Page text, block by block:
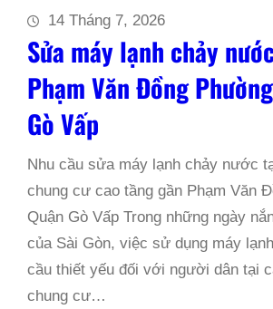
14 Tháng 7, 2026
Sửa máy lạnh chảy
Phạm Văn Đồng
Gò Vấp
Nhu cầu sửa máy lạnh chảy nước
chung cư cao tầng gần Phạm Văn
Quận Gò Vấp Trong những ngày
của Sài Gòn, việc sử dụng máy
cầu thiết yếu đối với người dân tại
chung cư…